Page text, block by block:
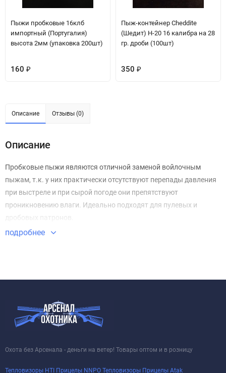
Пыжи пробковые 16клб
импортный (Португалия)
высота 2мм (упаковка 200шт)
160 ₽
Пыж-контейнер Cheddite
(Шедит) H-20 16 калибра на 28
гр. дроби (100шт)
350 ₽
Описание Отзывы (0)
Описание
Пробковые пыжи являются отличной заменой войлочным
пыжам, т.к. у них практически отсутствуют перепады давления
при выстреле и при сырой погоде они препятствуют
проникновению влаги. Идеально подходят для пулевых и
дробовых патронов.
подробнее
Охота без Арсенала - деньги на ветер! Товары оптом и в розницу
Тепловизоры HTI Прицелы NNPO Тепловизоры Прицелы Atak